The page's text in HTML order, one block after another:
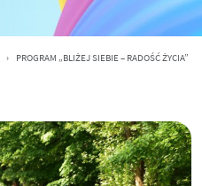
PROGRAM „BLIŻEJ SIEBIE – RADOŚĆ ŻYCIA”